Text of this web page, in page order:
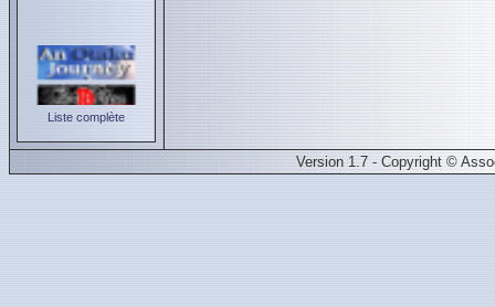
Liste complète
Version 1.7 - Copyright ©